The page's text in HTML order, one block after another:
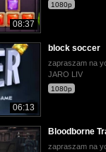
08:37
1080p
06:13
block soccer
zapraszam na
JARO LIV
1080p
Bloodborne
zapraszam na